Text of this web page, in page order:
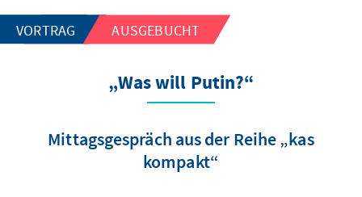
VORTRAG AUSGEBUCHT
„Was will Putin?“
Mittagsgespräch aus der Reihe „kas
kompakt“